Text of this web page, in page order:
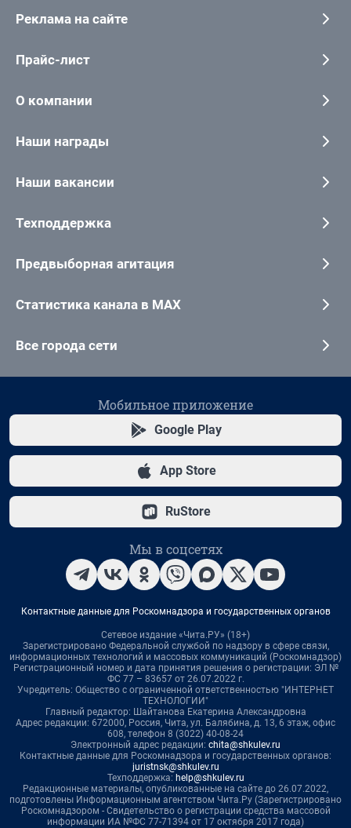
Реклама на сайте
Прайс-лист
О компании
Наши награды
Наши вакансии
Техподдержка
Предвыборная агитация
Статистика канала в MAX
Все города сети
Мобильное приложение
Google Play
App Store
RuStore
Мы в соцсетях
Контактные данные для Роскомнадзора и государственных органов
Сетевое издание «Чита.РУ» (18+)
Зарегистрировано Федеральной службой по надзору в сфере связи,
информационных технологий и массовых коммуникаций (Роскомнадзор)
Регистрационный номер и дата принятия решения о регистрации: ЭЛ №
ФС 77 – 83657 от 26.07.2022 г.
Учредитель: Общество с ограниченной ответственностью "ИНТЕРНЕТ
ТЕХНОЛОГИИ"
Главный редактор: Шайтанова Екатерина Александровна
Адрес редакции: 672000, Россия, Чита, ул. Балябина, д. 13, 6 этаж, офис
608, телефон 8 (3022) 40-08-24
Электронный адрес редакции: chita@shkulev.ru
Контактные данные для Роскомнадзора и государственных органов:
juristnsk@shkulev.ru
Техподдержка: help@shkulev.ru
Редакционные материалы, опубликованные на сайте до 26.07.2022,
подготовлены Информационным агентством Чита.Ру (Зарегистрировано
Роскомнадзором - Свидетельство о регистрации средства массовой
информации ИА №ФС 77-71394 от 17 октября 2017 года)